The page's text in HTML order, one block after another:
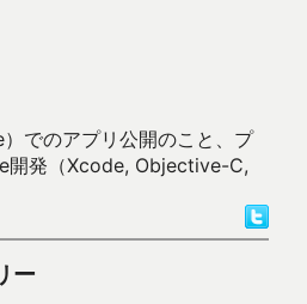
でのアプリ公開のこと、プ
開発（Xcode, Objective-C,
ー